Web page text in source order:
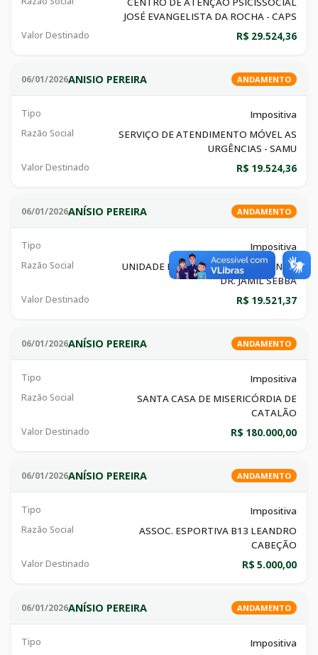
JOSÉ EVANGELISTA DA ROCHA - CAPS
Valor Destinado R$ 29.524,36
06/01/2026ANISIO PEREIRA ANDAMENTO
Tipo Impositiva
Razão Social
SERVIÇO DE ATENDIMENTO MÓVEL AS
URGÊNCIAS - SAMU
Valor Destinado R$ 19.524,36
06/01/2026ANÍSIO PEREIRA ANDAMENTO
Tipo Impositiva
Razão Social
UNIDADE DE PRONTO ATENDIMENTO
DR. JAMIL SEBBA
Valor Destinado R$ 19.521,37
06/01/2026ANÍSIO PEREIRA ANDAMENTO
Tipo Impositiva
Razão Social
SANTA CASA DE MISERICÓRDIA DE
CATALÃO
Valor Destinado R$ 180.000,00
06/01/2026ANÍSIO PEREIRA ANDAMENTO
Tipo Impositiva
Razão Social
ASSOC. ESPORTIVA B13 LEANDRO
CABEÇÃO
Valor Destinado R$ 5.000,00
06/01/2026ANÍSIO PEREIRA ANDAMENTO
Tipo Impositiva